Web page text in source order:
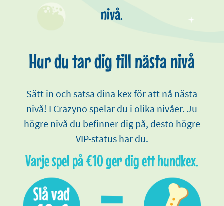
nivå.
Hur du tar dig till nästa nivå
Sätt in och satsa dina kex för att nå nästa
nivå! I Crazyno spelar du i olika nivåer. Ju
högre nivå du befinner dig på, desto högre
VIP-status har du.
Varje spel på €10 ger dig ett hundkex.